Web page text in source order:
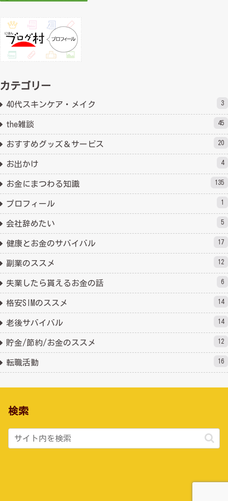
カテゴリー
40代スキンケア・メイク 3
the雑談 45
おすすめグッズ＆サービス 20
お出かけ 4
お金にまつわる知識 135
プロフィール 1
会社辞めたい 5
健康とお金のサバイバル 17
副業のススメ 12
失業したら貰えるお金の話 6
格安SIMのススメ 14
老後サバイバル 14
貯金/節約/お金のススメ 12
転職活動 16
検索